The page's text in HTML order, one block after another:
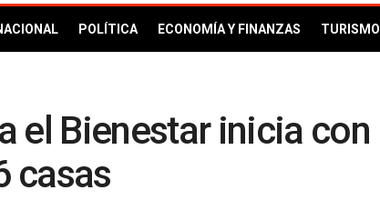
POLÍTICA ECONOMÍA Y FINANZAS TURISMO
el Bienestar inicia con
casas